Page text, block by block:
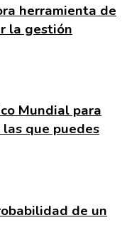
herramienta de
la gestión
Mundial para
que puedes
de un